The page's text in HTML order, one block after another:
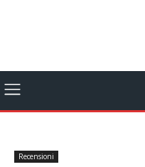
Recensioni